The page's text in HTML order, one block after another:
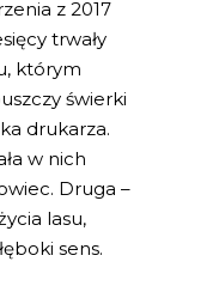
z 2017
trwały
którym
świerki
drukarza.
w nich
Druga –
lasu,
sens.